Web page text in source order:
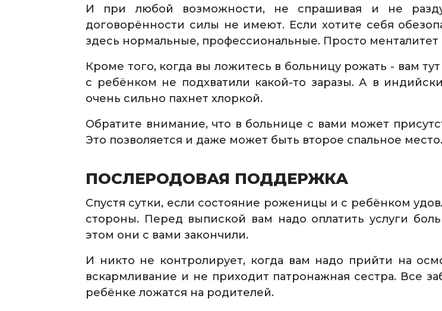
И при любой возможности, не спрашивая и не
договорённости силы не имеют. Если хотите себя
здесь нормальные, профессиональные. Просто менталитет
Кроме того, когда вы ложитесь в больницу рожать - вам
с ребёнком не подхватили какой-то заразы. А в
очень сильно пахнет хлоркой.
Обратите внимание, что в больнице с вами может
Это позволяется и даже может быть второе спальное место.
ПОСЛЕРОДОВАЯ ПОДДЕРЖКА
Спустя сутки, если состояние роженицы и с ребёнком
стороны. Перед выпиской вам надо оплатить услуги
этом они с вами закончили.
И никто не контролирует, когда вам надо прийти на
вскармливание и не приходит патронажная сестра. Все
ребёнке ложатся на родителей.